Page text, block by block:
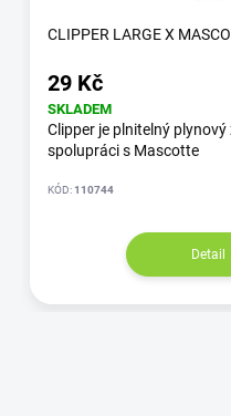
CLIPPER LARGE X
29 Kč
SKLADEM
Clipper je plnitelný
spolupráci s Mascotte
KÓD:110744
Detail